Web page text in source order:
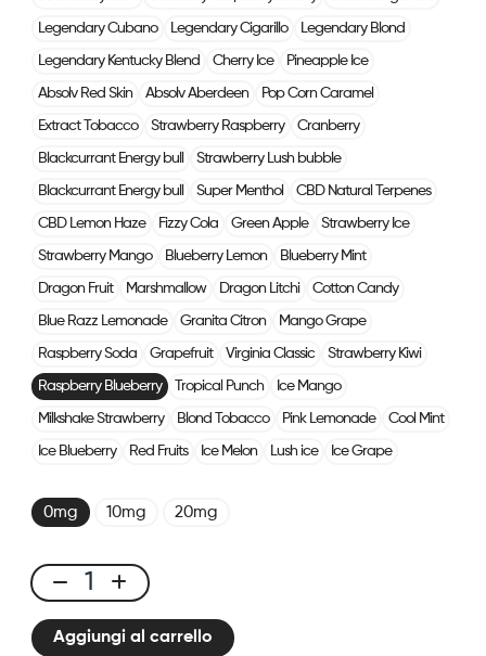
Legendary Cubano Legendary Cigarillo Legendary Blond
Legendary Kentucky Blend Cherry Ice Pineapple Ice
Absolv Red Skin Absolv Aberdeen Pop Corn Caramel
Extract Tobacco Strawberry Raspberry Cranberry
Blackcurrant Energy bull Strawberry Lush bubble
Blackcurrant Energy bull Super Menthol CBD Natural Terpenes
CBD Lemon Haze Fizzy Cola Green Apple Strawberry Ice
Strawberry Mango Blueberry Lemon Blueberry Mint
Dragon Fruit Marshmallow Dragon Litchi Cotton Candy
Blue Razz Lemonade Granita Citron Mango Grape
Raspberry Soda Grapefruit Virginia Classic Strawberry Kiwi
Raspberry Blueberry Tropical Punch Ice Mango
Milkshake Strawberry Blond Tobacco Pink Lemonade Cool Mint
Ice Blueberry Red Fruits Ice Melon Lush ice Ice Grape
0mg 10mg 20mg
Click
&
PuffAggiungi al carrello